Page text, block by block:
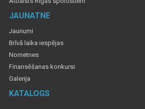
JAUNATNE
Jaunumi
Brīvā laika iespējas
Nometnes
Finansēšanas konkursi
Galerija
KATALOGS